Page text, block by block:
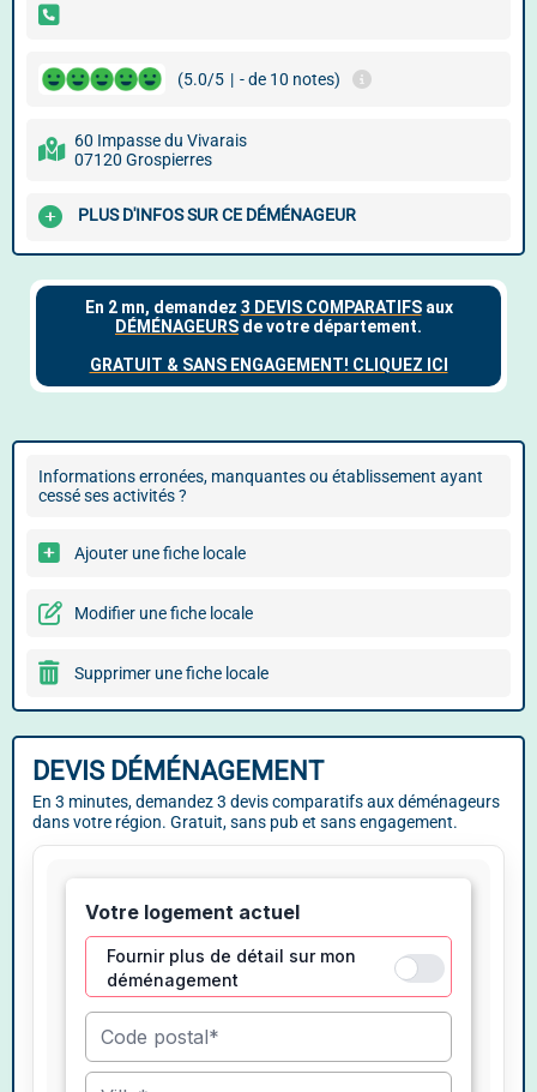
(5.0/5 | - de 10 notes)
60 Impasse du Vivarais
07120 Grospierres
PLUS D'INFOS SUR CE DÉMÉNAGEUR
Informations erronées, manquantes ou établissement ayant
cessé ses activités ?
Ajouter une fiche locale
Modifier une fiche locale
Supprimer une fiche locale
DEVIS DÉMÉNAGEMENT
En 3 minutes, demandez 3 devis comparatifs aux déménageurs
dans votre région. Gratuit, sans pub et sans engagement.